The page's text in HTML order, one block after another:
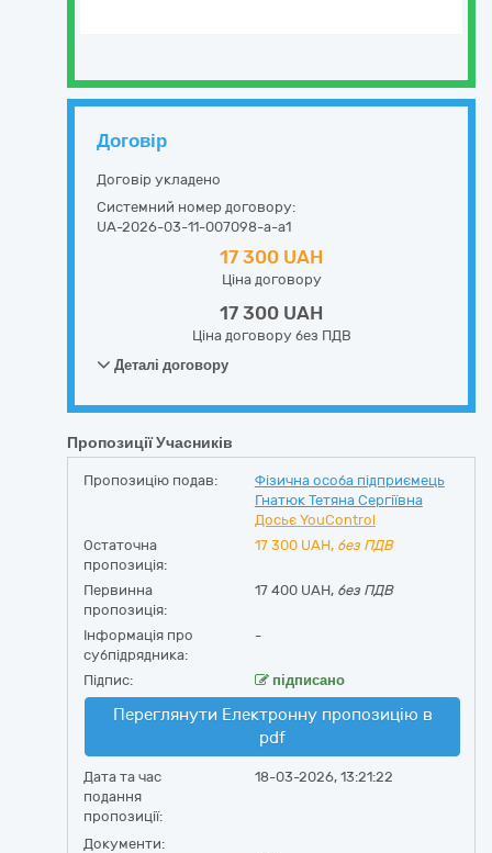
Договір
Договір укладено
Системний номер договору:
UA-2026-03-11-007098-a-a1
17 300 UAH
Ціна договору
17 300 UAH
Ціна договору без ПДВ
Деталі договору
Пропозиції Учасників
Пропозицію подав:
Фізична особа підприємець
Гнатюк Тетяна Сергіївна
Досьє YouControl
Остаточна
пропозиція:
17 300 UAH, без ПДВ
Первинна
пропозиція:
17 400 UAH, без ПДВ
Інформація про
субпідрядника:
-
Підпис: підписано
Переглянути Електронну пропозицію в
pdf
Дата та час
подання
пропозиції:
18-03-2026, 13:21:22
Документи: